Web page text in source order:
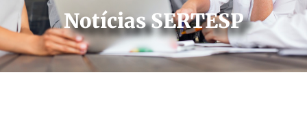
Notícias SERTESP